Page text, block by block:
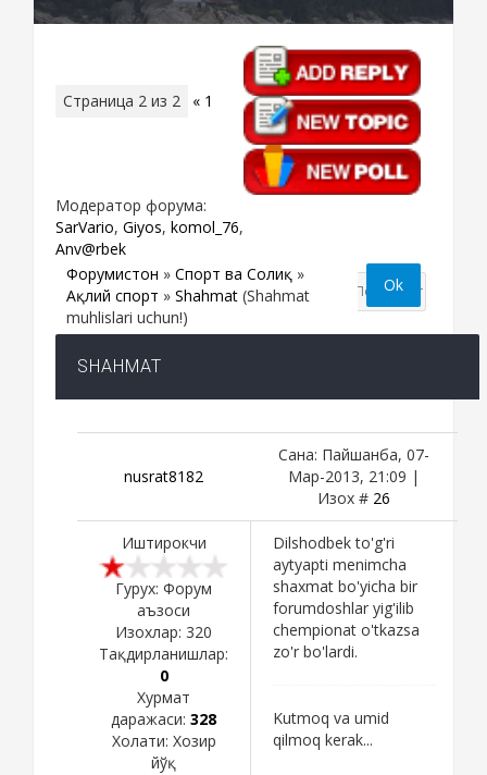
Страница 2 из 2 « 1
Модератор форума:
SarVario, Giyos, komol_76,
Anv@rbek
Форумистон » Спорт ва Соғлиқ »
Ақлий спорт » Shahmat (Shahmat
muhlislari uchun!)
SHAHMAT
nusrat8182
Сана: Пайшанба, 07-
Мар-2013, 21:09 |
Изох # 26
Иштирокчи
Гурух: Форум
аъзоси
Изохлар: 320
Тақдирланишлар:
0
Хурмат
даражаси: 328
Холати: Хозир
йўқ
Dilshodbek to'g'ri
aytyapti menimcha
shaxmat bo'yicha bir
forumdoshlar yig'ilib
chempionat o'tkazsa
zo'r bo'lardi.
Kutmoq va umid
qilmoq kerak...